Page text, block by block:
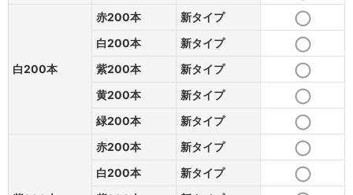
白200本
赤200本
新タイプ
白200本
新タイプ
紫200本
新タイプ
黄200本
新タイプ
緑200本
新タイプ
赤200本
新タイプ
白200本
新タイプ